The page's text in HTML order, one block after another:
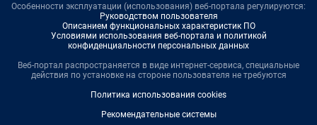
Особенности эксплуатации (использования) веб-портала регулируются:
Руководством пользователя
Описанием функциональных характеристик ПО
Условиями использования веб-портала и политикой
конфиденциальности персональных данных
Веб-портал распространяется в виде интернет-сервиса, специальные
действия по установке на стороне пользователя не требуются
Политика использования cookies
Рекомендательные системы